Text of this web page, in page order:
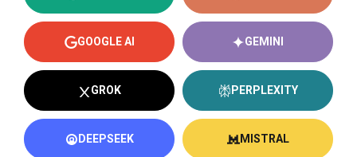
GOOGLE AI GEMINI
GROK PERPLEXITY
DEEPSEEK MISTRAL